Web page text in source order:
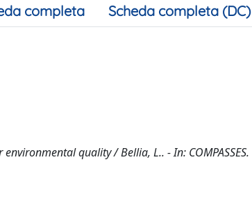
completa Scheda completa (DC)
quality / Bellia, L.. - In: